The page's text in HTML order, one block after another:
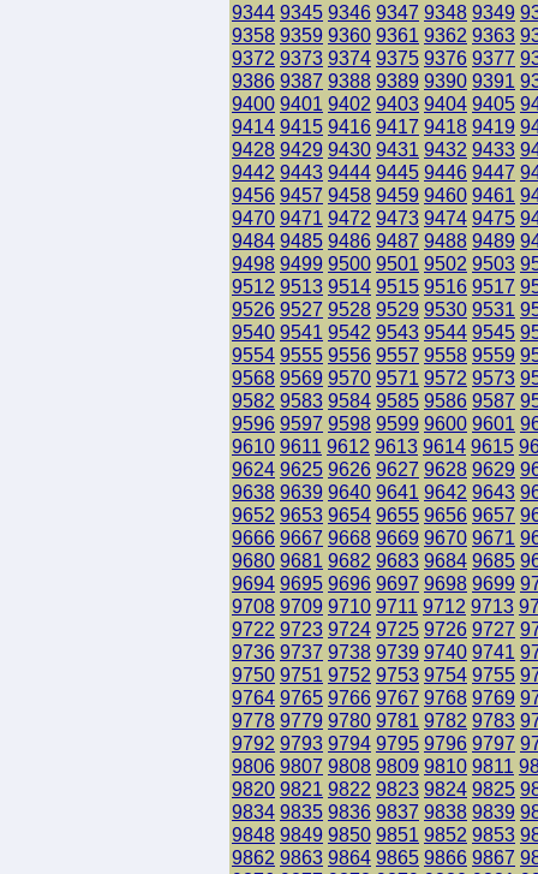
9344 9345 9346 9347 9348 9349
9358 9359 9360 9361 9362 9363
9372 9373 9374 9375 9376 9377
9386 9387 9388 9389 9390 9391
9400 9401 9402 9403 9404 9405
9414 9415 9416 9417 9418 9419
9428 9429 9430 9431 9432 9433
9442 9443 9444 9445 9446 9447
9456 9457 9458 9459 9460 9461
9470 9471 9472 9473 9474 9475
9484 9485 9486 9487 9488 9489
9498 9499 9500 9501 9502 9503
9512 9513 9514 9515 9516 9517
9526 9527 9528 9529 9530 9531
9540 9541 9542 9543 9544 9545
9554 9555 9556 9557 9558 9559
9568 9569 9570 9571 9572 9573
9582 9583 9584 9585 9586 9587
9596 9597 9598 9599 9600 9601
9610 9611 9612 9613 9614 9615
9624 9625 9626 9627 9628 9629
9638 9639 9640 9641 9642 9643
9652 9653 9654 9655 9656 9657
9666 9667 9668 9669 9670 9671
9680 9681 9682 9683 9684 9685
9694 9695 9696 9697 9698 9699
9708 9709 9710 9711 9712 9713
9722 9723 9724 9725 9726 9727
9736 9737 9738 9739 9740 9741
9750 9751 9752 9753 9754 9755
9764 9765 9766 9767 9768 9769
9778 9779 9780 9781 9782 9783
9792 9793 9794 9795 9796 9797
9806 9807 9808 9809 9810 9811
9820 9821 9822 9823 9824 9825
9834 9835 9836 9837 9838 9839
9848 9849 9850 9851 9852 9853
9862 9863 9864 9865 9866 9867